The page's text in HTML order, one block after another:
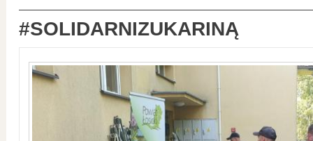
#SOLIDARNIZUKARINĄ